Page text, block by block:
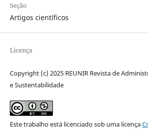
Seção
Artigos científicos
Licença
Copyright (c) 2025 REUNIR Revista de
e Sustentabilidade
Este trabalho está licenciado sob uma licença